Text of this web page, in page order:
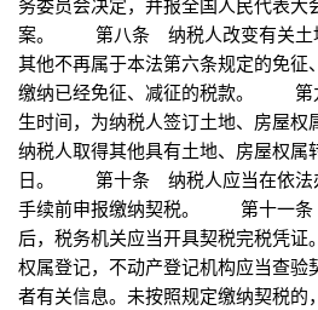
案。 第八条 纳税人改变有关土
其他不再属于本法第六条规定的免征
缴纳已经免征、减征的税款。 第
生时间，为纳税人签订土地、房屋权
纳税人取得其他具有土地、房屋权属
日。 第十条 纳税人应当在依法
手续前申报缴纳契税。 第十一条
后，税务机关应当开具契税完税凭证
权属登记，不动产登记机构应当查验
者有关信息。未按照规定缴纳契税的